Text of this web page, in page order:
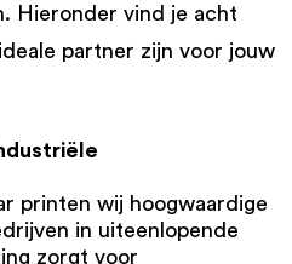
Hieronder vind je acht
partner zijn voor jouw
printen wij hoogwaardige
in uiteenlopende
zorgt voor